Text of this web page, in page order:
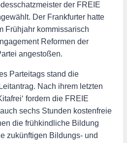
der FREIE
Der Frankfurter hatte
Frühjahr kommissarisch
Reformen der
angestoßen.
Parteitags stand die
Nach ihrem letzten
fordern die FREIE
sechs Stunden kostenfreie
die frühkindliche Bildung
zukünftigen Bildungs- und